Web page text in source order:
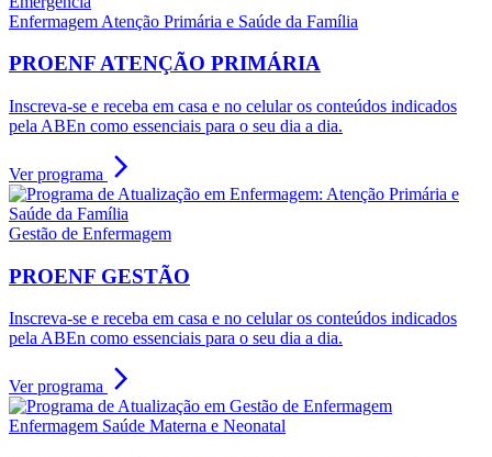
Enfermagem Atenção Primária e Saúde da Família
PROENF ATENÇÃO PRIMÁRIA
Inscreva-se e receba em casa e no celular os conteúdos indicados
pela ABEn como essenciais para o seu dia a dia.
Ver programa arrow_forward_ios
Gestão de Enfermagem
PROENF GESTÃO
Inscreva-se e receba em casa e no celular os conteúdos indicados
pela ABEn como essenciais para o seu dia a dia.
Ver programa arrow_forward_ios
Enfermagem Saúde Materna e Neonatal